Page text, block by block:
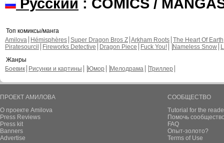
Топ комиксы/манга
Amilova
Hémisphères Super Dragon Bros Z Arkham Roots The Heart Of Earth
Piratesourcil
Fireworks Detective Dragon Piece Fuck You! Nameless Snow
Жанры
Боевик
Рисунки и картины Юмор Мелодрама Триллер
ПРОЕКТ АМИЛОВА
О проекте Amilova
Press Reviews
Press kit
Banners
Advertise
СООБЩЕСТВО
Tutorial for the
Помочь
FAQ
Опыт-золото?
Terms of Use